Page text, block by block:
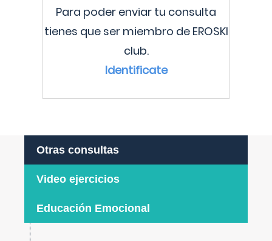
Para poder enviar tu consulta
tienes que ser miembro de EROSKI
club.
Identificate
Otras consultas
Video ejercicios
Educación Emocional